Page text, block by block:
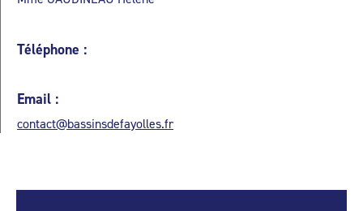
Téléphone :
Email :
contact@bassinsdefayolles.fr